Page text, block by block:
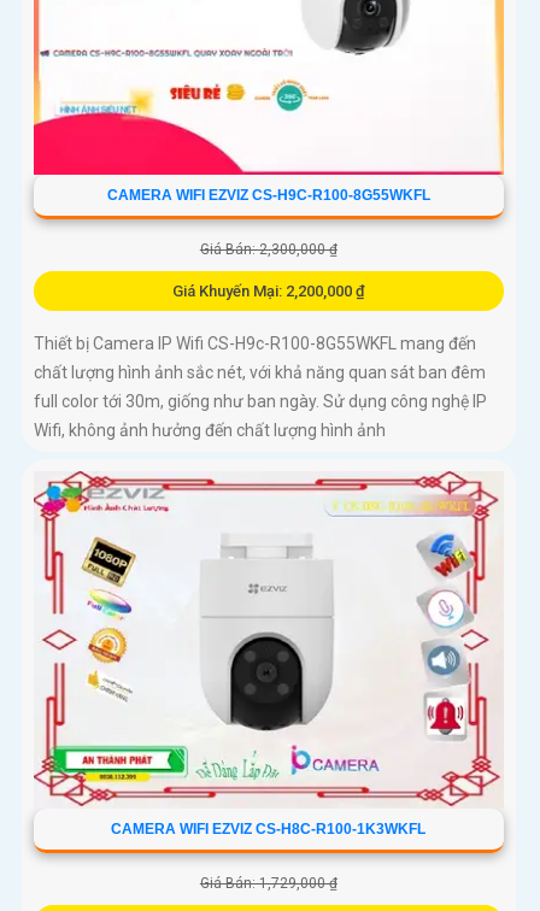
CAMERA WIFI EZVIZ CS-H9C-R100-8G55WKFL
Giá Bán: 2,300,000 ₫
Giá Khuyến Mại: 2,200,000 ₫
Thiết bị Camera IP Wifi CS-H9c-R100-8G55WKFL mang đến
chất lượng hình ảnh sắc nét, với khả năng quan sát ban đêm
full color tới 30m, giống như ban ngày. Sử dụng công nghệ IP
Wifi, không ảnh hưởng đến chất lượng hình ảnh
CAMERA WIFI EZVIZ CS-H8C-R100-1K3WKFL
Giá Bán: 1,729,000 ₫